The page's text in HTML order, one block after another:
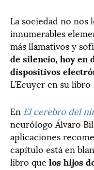
La sociedad no nos
innumerables
más llamativos y
de silencio, hoy en
dispositivos
L’Ecuyer en su libro
En El cerebro del
neurólogo Álvaro
aplicaciones
capítulo está en
libro que los hijos